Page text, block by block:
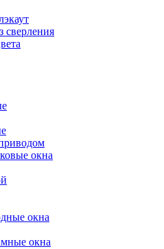
сверления
окна
окна
окна